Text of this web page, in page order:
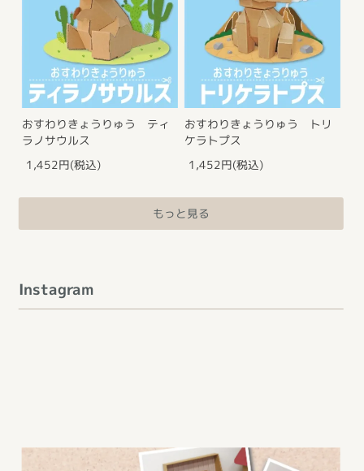
おすわりきょうりゅう ティ
ラノサウルス
1,452円(税込)
おすわりきょうりゅう トリ
ケラトプス
1,452円(税込)
もっと見る
Instagram